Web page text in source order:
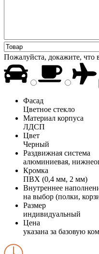
Пожалуйста, докажите, что
Фасад
Цветное стекло
Материал корпуса
ЛДСП
Цвет
Черный
Раздвижная система
алюминиевая,
Кромка
ПВХ (0,4 мм, 2 мм)
Внутреннее
на выбор (полки,
Размер
индивидуальный
Цена
указана за базовую